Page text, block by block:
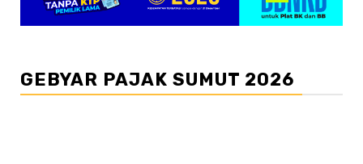
GEBYAR PAJAK SUMUT 2026